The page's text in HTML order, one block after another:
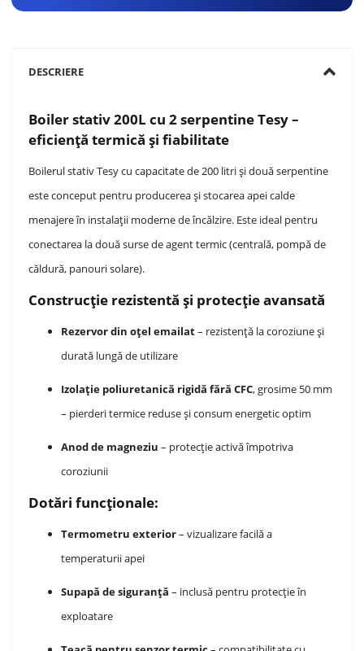
DESCRIERE
Boiler stativ 200L cu 2 serpentine Tesy –
eficiență termică și fiabilitate
Boilerul stativ Tesy cu capacitate de 200 litri și două serpentine
este conceput pentru producerea și stocarea apei calde
menajere în instalații moderne de încălzire. Este ideal pentru
conectarea la două surse de agent termic (centrală, pompă de
căldură, panouri solare).
Construcție rezistentă și protecție avansată
Rezervor din oțel emailat– rezistență la coroziune și
durată lungă de utilizare
Izolație poliuretanică rigidă fără CFC, grosime 50 mm
– pierderi termice reduse și consum energetic optim
Anod de magneziu – protecție activă împotriva
coroziunii
Dotări funcționale:
Termometru exterior– vizualizare facilă a
temperaturii apei
Supapă de siguranță – inclusă pentru protecție în
exploatare